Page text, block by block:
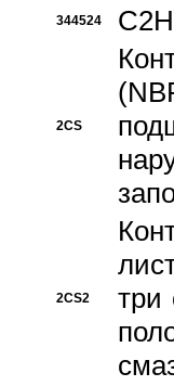
344524
2CS
2CS2
три